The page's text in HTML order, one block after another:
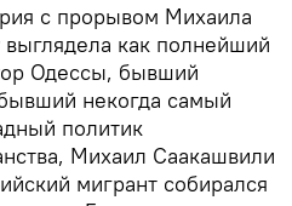
с прорывом Михаила
как полнейший
Одессы, бывший
некогда самый
политик
Михаил Саакашвили
мигрант собирался